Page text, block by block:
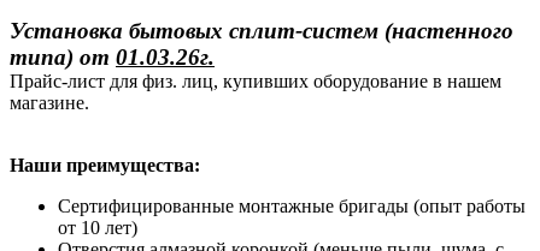
Установка бытовых сплит-систем (настенного
типа) от 01.03.26г.
Прайс-лист для физ. лиц, купивших оборудование в нашем
магазине.
Наши преимущества:
Сертифицированные монтажные бригады (опыт работы
от 10 лет)